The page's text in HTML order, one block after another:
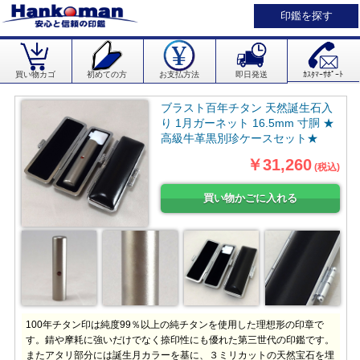
印鑑を探す
買い物カゴ 初めての方 お支払方法 即日発送 ｶｽﾀﾏｰｻﾎﾟｰﾄ
ブラスト百年チタン 天然誕生石入
り 1月ガーネット 16.5mm 寸胴 ★
高級牛革黒別珍ケースセット★
￥31,260 (税込)
100年チタン印は純度99％以上の純チタンを使用した理想形の印章で
す。錆や摩耗に強いだけでなく捺印性にも優れた第三世代の印鑑です。
またアタリ部分には誕生月カラーを基に、３ミリカットの天然宝石を埋